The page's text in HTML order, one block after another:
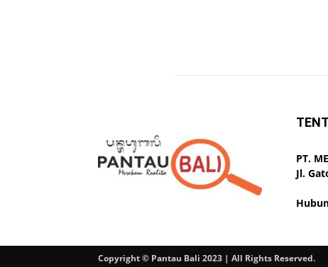
PT.
Jl.
Copyright © Pantau Bali 2023 | All Rights Reserved.